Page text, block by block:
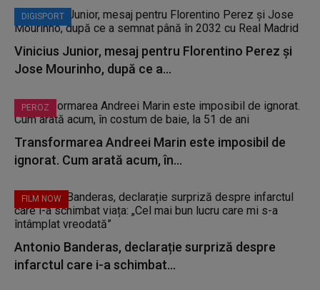
DIGISPORT
Vinicius Junior, mesaj pentru Florentino Perez și
Jose Mourinho, după ce a...
PEROZ
Transformarea Andreei Marin este imposibil de
ignorat. Cum arată acum, în...
FILM NOW
Antonio Banderas, declarație surpriză despre
infarctul care i-a schimbat...